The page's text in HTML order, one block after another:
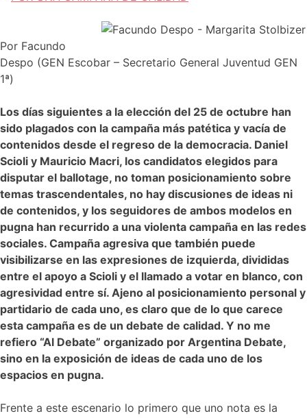
Por Facundo
Despo (GEN Escobar – Secretario General Juventud GEN
1ª)
Los días siguientes a la elección del 25 de octubre han
sido plagados con la campaña más patética y vacía de
contenidos desde el regreso de la democracia. Daniel
Scioli y Mauricio Macri, los candidatos elegidos para
disputar el ballotage, no toman posicionamiento sobre
temas trascendentales, no hay discusiones de ideas ni
de contenidos, y los seguidores de ambos modelos en
pugna han recurrido a una violenta campaña en las redes
sociales. Campaña agresiva que también puede
visibilizarse en las expresiones de izquierda, divididas
entre el apoyo a Scioli y el llamado a votar en blanco, con
agresividad entre sí. Ajeno al posicionamiento personal y
partidario de cada uno, es claro que de lo que carece
esta campaña es de un debate de calidad. Y no me
refiero “Al Debate” organizado por Argentina Debate,
sino en la exposición de ideas de cada uno de los
espacios en pugna.
Frente a este escenario lo primero que uno nota es la